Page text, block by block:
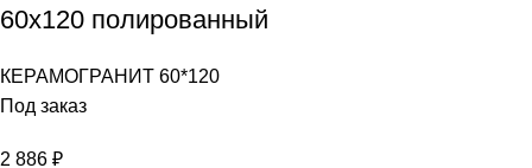
60х120 полированный
КЕРАМОГРАНИТ 60*120
Под заказ
2 886 ₽